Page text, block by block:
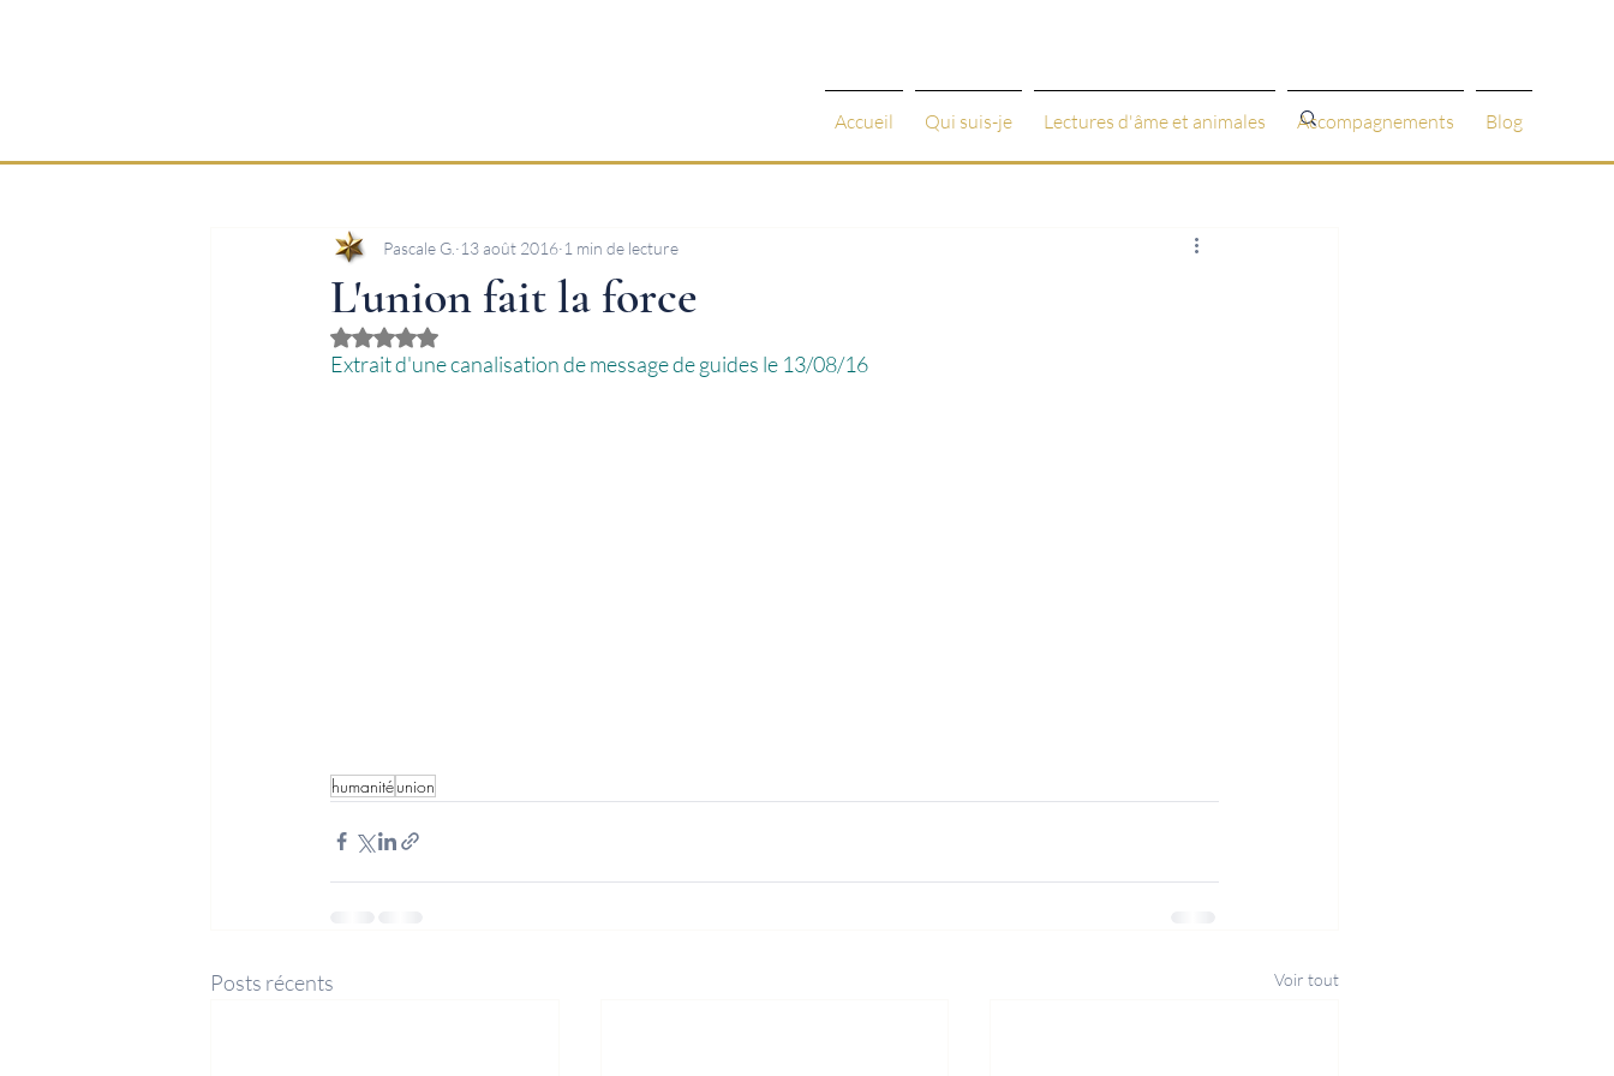
Accueil Qui suis-je Lectures d'âme et animales Accompagnements Blog
L'union fait la force
Pascale G. 13 août 2016 1 min de lecture
Noté NaN étoiles sur 5.
Extrait d'une canalisation de message de guides le 13/08/16
humanitéunion
Posts récents Voir tout